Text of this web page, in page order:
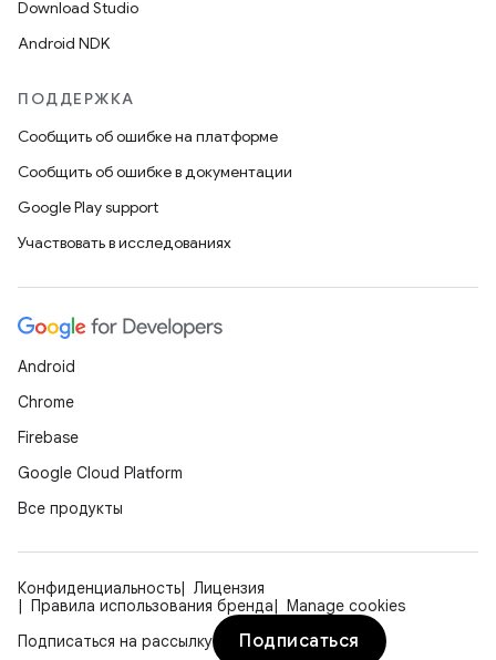
Download Studio
Android NDK
ПОДДЕРЖКА
Сообщить об ошибке на платформе
Сообщить об ошибке в документации
Google Play support
Участвовать в исследованиях
Android
Chrome
Firebase
Google Cloud Platform
Все продукты
Конфиденциальность
Лицензия
Правила использования бренда
Manage cookies
Подписаться на рассылку
Подписаться